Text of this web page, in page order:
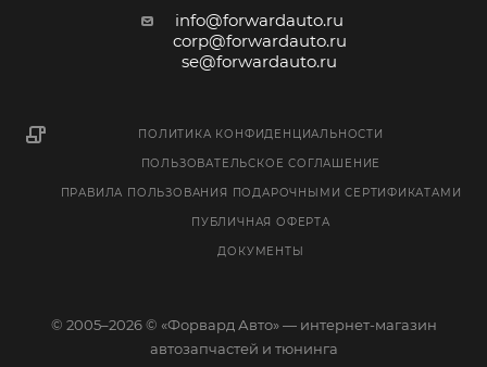
info@forwardauto.ru
corp@forwardauto.ru
se@forwardauto.ru
ПОЛИТИКА КОНФИДЕНЦИАЛЬНОСТИ
ПОЛЬЗОВАТЕЛЬСКОЕ СОГЛАШЕНИЕ
ПРАВИЛА ПОЛЬЗОВАНИЯ ПОДАРОЧНЫМИ СЕРТИФИКАТАМИ
ПУБЛИЧНАЯ ОФЕРТА
ДОКУМЕНТЫ
© 2005–2026 © «Форвард Авто» — интернет-магазин
автозапчастей и тюнинга